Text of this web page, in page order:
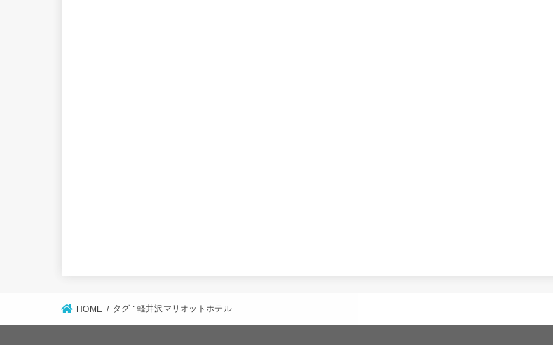
HOME タグ : 軽井沢マリオットホテル